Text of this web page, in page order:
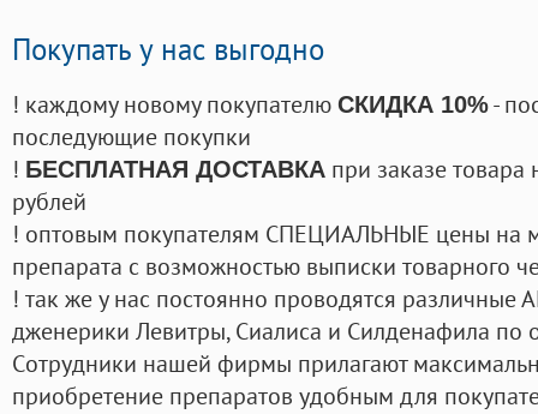
Покупать у нас выгодно
! каждому новому покупателю СКИДКА 10%-
последующие покупки
! БЕСПЛАТНАЯ ДОСТАВКА при заказе
рублей
! оптовым покупателям СПЕЦИАЛЬНЫЕ цены на
препарата с возможностью выписки товарного
! так же у нас постоянно проводятся
дженерики Левитры, Сиалиса и Силденафила по
Cотрудники нашей фирмы прилагают
приобретение препаратов удобным для